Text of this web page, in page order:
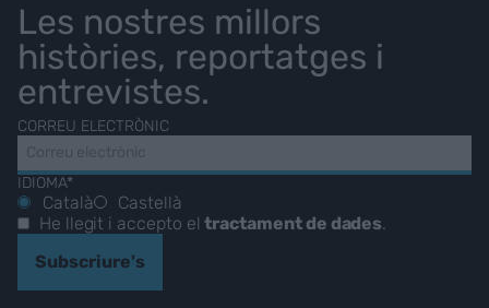
Les nostres millors
històries, reportatges i
entrevistes.
CORREU ELECTRÒNIC
IDIOMA*
Català
Castellà
He llegit i accepto eltractament de dades.
Subscriure's